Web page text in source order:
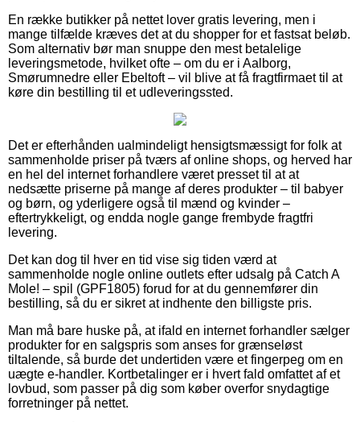
En række butikker på nettet lover gratis levering, men i
mange tilfælde kræves det at du shopper for et fastsat beløb.
Som alternativ bør man snuppe den mest betalelige
leveringsmetode, hvilket ofte – om du er i Aalborg,
Smørumnedre eller Ebeltoft – vil blive at få fragtfirmaet til at
køre din bestilling til et udleveringssted.
Det er efterhånden ualmindeligt hensigtsmæssigt for folk at
sammenholde priser på tværs af online shops, og herved har
en hel del internet forhandlere været presset til at at
nedsætte priserne på mange af deres produkter – til babyer
og børn, og yderligere også til mænd og kvinder –
eftertrykkeligt, og endda nogle gange frembyde fragtfri
levering.
Det kan dog til hver en tid vise sig tiden værd at
sammenholde nogle online outlets efter udsalg på Catch A
Mole! – spil (GPF1805) forud for at du gennemfører din
bestilling, så du er sikret at indhente den billigste pris.
Man må bare huske på, at ifald en internet forhandler sælger
produkter for en salgspris som anses for grænseløst
tiltalende, så burde det undertiden være et fingerpeg om en
uægte e-handler. Kortbetalinger er i hvert fald omfattet af et
lovbud, som passer på dig som køber overfor snydagtige
forretninger på nettet.